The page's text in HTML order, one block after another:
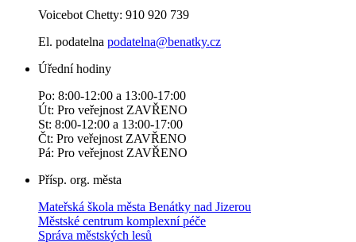
Voicebot Chetty: 910 920 739
El. podatelna podatelna@benatky.cz
Úřední hodiny
Po: 8:00-12:00 a 13:00-17:00
Út: Pro veřejnost ZAVŘENO
St: 8:00-12:00 a 13:00-17:00
Čt: Pro veřejnost ZAVŘENO
Pá: Pro veřejnost ZAVŘENO
Přísp. org. města
Mateřská škola města Benátky nad Jizerou
Městské centrum komplexní péče
Správa městských lesů